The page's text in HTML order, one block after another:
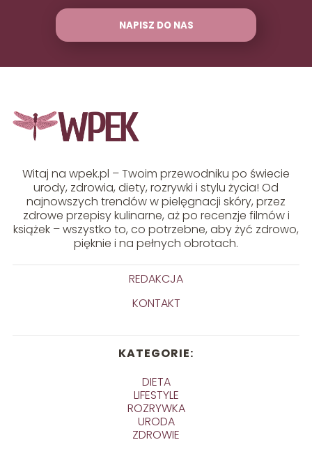
NAPISZ DO NAS
Witaj na wpek.pl – Twoim przewodniku po świecie
urody, zdrowia, diety, rozrywki i stylu życia! Od
najnowszych trendów w pielęgnacji skóry, przez
zdrowe przepisy kulinarne, aż po recenzje filmów i
książek – wszystko to, co potrzebne, aby żyć zdrowo,
pięknie i na pełnych obrotach.
REDAKCJA
KONTAKT
KATEGORIE:
DIETA
LIFESTYLE
ROZRYWKA
URODA
ZDROWIE